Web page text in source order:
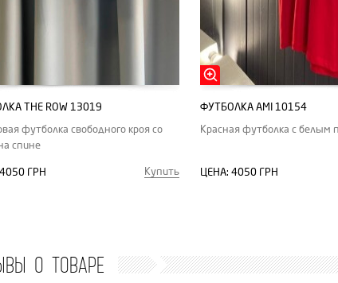
THE ROW 13019
футболка свободного кроя со
спине
4050 ГРН Купить
ФУТБОЛКА АMI 10154
Красная футболка с белым
ЦЕНА: 4050 ГРН
О ТОВАРЕ